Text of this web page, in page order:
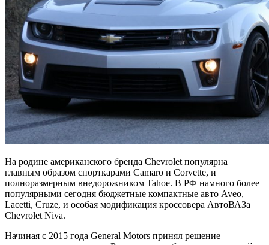
На родине американского бренда Chevrolet популярна
главным образом спорткарами Camaro и Corvette, и
полноразмерным внедорожником Tahoe. В РФ намного более
популярными сегодня бюджетные компактные авто Aveo,
Lacetti, Cruze, и особая модификация кроссовера АвтоВАЗа
Chevrolet Niva.
Начиная с 2015 года General Motors принял решение